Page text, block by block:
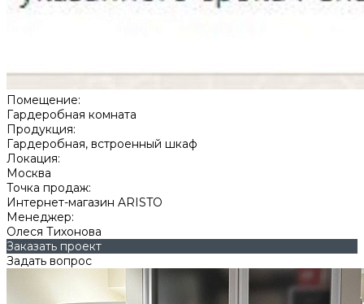
Помещение:
Гардеробная комната
Продукция:
Гардеробная, встроенный шкаф
Локация:
Москва
Точка продаж:
Интернет-магазин ARISTO
Менеджер:
Олеся Тихонова
Заказать проект
Задать вопрос